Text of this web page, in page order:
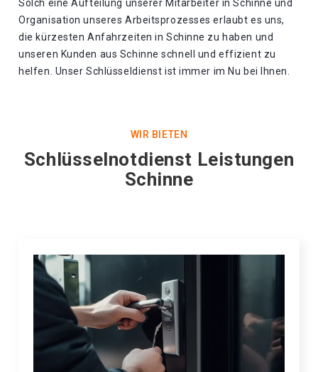
Solch eine Aufteilung unserer Mitarbeiter in Schinne und
Organisation unseres Arbeitsprozesses erlaubt es uns,
die kürzesten Anfahrzeiten in Schinne zu haben und
unseren Kunden aus Schinne schnell und effizient zu
helfen. Unser Schlüsseldienst ist immer im Nu bei Ihnen.
WIR BIETEN
Schlüsselnotdienst Leistungen
Schinne